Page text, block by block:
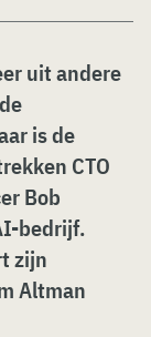
uit andere
is de
CTO
Bob
bedrijf.
zijn
Altman